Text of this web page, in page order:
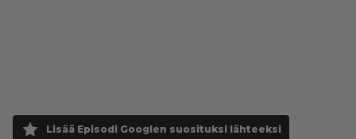
Lisää Episodi Googlen suosituksi lähteeksi